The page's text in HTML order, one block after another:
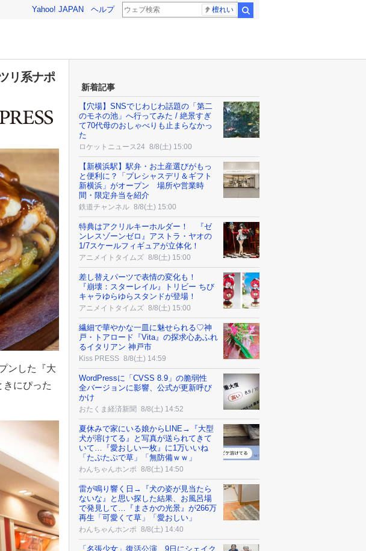
Yahoo! JAPAN ヘルプ 檀れい
リ系ナポ
ンした『大
きにぴった
新着記事
【穴場】SNSでじわじわ話題の「第二
のモネの池」へ行ってみた / 絶景すぎ
て70代母のおしゃべりも止まらなかっ
た
ロケットニュース24 8/8(土) 15:00
【新横浜駅】駅弁・お土産選びがもっ
と便利に？「プレシャスデリ＆ギフト
新横浜」がオープン 場所や営業時
間・限定弁当を紹介
鉄道チャンネル 8/8(土) 15:00
特典はアクリルキーホルダー！ 『ゼ
ンレスゾーンゼロ』アストラ・ヤオの
1/7スケールフィギュアが立体化！
アニメイトタイムズ 8/8(土) 15:00
差し替えパーツで表情の変化も！
『崩壊：スターレイル』トリビー ちび
キャラゆらゆらスタンドが登場！
アニメイトタイムズ 8/8(土) 15:00
繊細で華やかな一皿に魅せられる♡神
戸・トアロード『Vita』の探求心あふれ
るイタリアン 神戸市
Kiss PRESS 8/8(土) 14:59
WordPressに「CVSS 8.9」の脆弱性
全バージョンに影響、公式が更新呼び
かけ
おたくま経済新聞 8/8(土) 14:52
夏休みで家にいる娘からLINE→『大型
犬が溶けてる』と写真が送られてきて
いて…『愛おしい一枚』に1万いいね
「たぷたぷで草」「無防備ｗｗ」
わんちゃんホンポ 8/8(土) 14:50
雷が鳴り響く日→『犬の姿が見当たら
ないな』と思い探した結果、お風呂場
で発見して…『まさかの光景』が266万
再生「可愛くて草」「愛おしい」
わんちゃんホンポ 8/8(土) 14:40
「名張少女」復活公演 9日にシェイク